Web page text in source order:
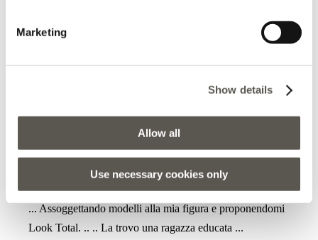
Marketing
Show details
Allow all
Use necessary cookies only
negozio attratta da alcuni capi esposti molto interessanti.
La mia vera fortuna ė stata invece incontrare Tiziana ...
La Mia Commessa del Cuore . Ė entrata in sintonia con
me senza invadere mai le mie scelte ... Suggerendomi stili
... Assoggettando modelli alla mia figura e proponendomi
Look Total. .. .. La trovo una ragazza educata ...